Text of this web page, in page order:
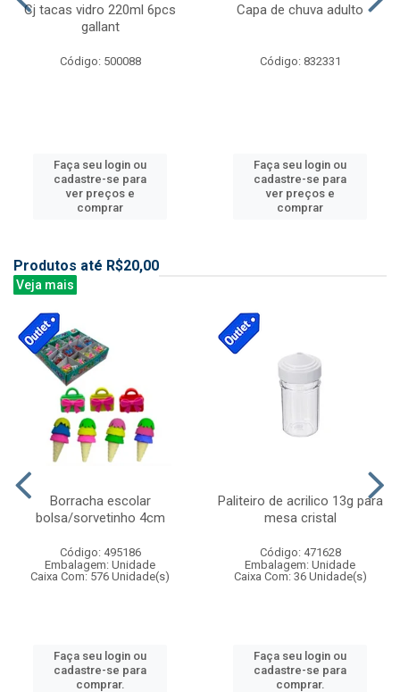
Cj tacas vidro 220ml 6pcs
gallant
Código: 500088
Faça seu login ou
cadastre-se para
ver preços e
comprar
Capa de chuva adulto
Código: 832331
Faça seu login ou
cadastre-se para
ver preços e
comprar
Produtos até R$20,00
Veja mais
Borracha escolar
bolsa/sorvetinho 4cm
Código: 495186
Embalagem: Unidade
Caixa Com: 576 Unidade(s)
Faça seu login ou
cadastre-se para
comprar.
Paliteiro de acrilico 13g para
mesa cristal
Código: 471628
Embalagem: Unidade
Caixa Com: 36 Unidade(s)
Faça seu login ou
cadastre-se para
comprar.